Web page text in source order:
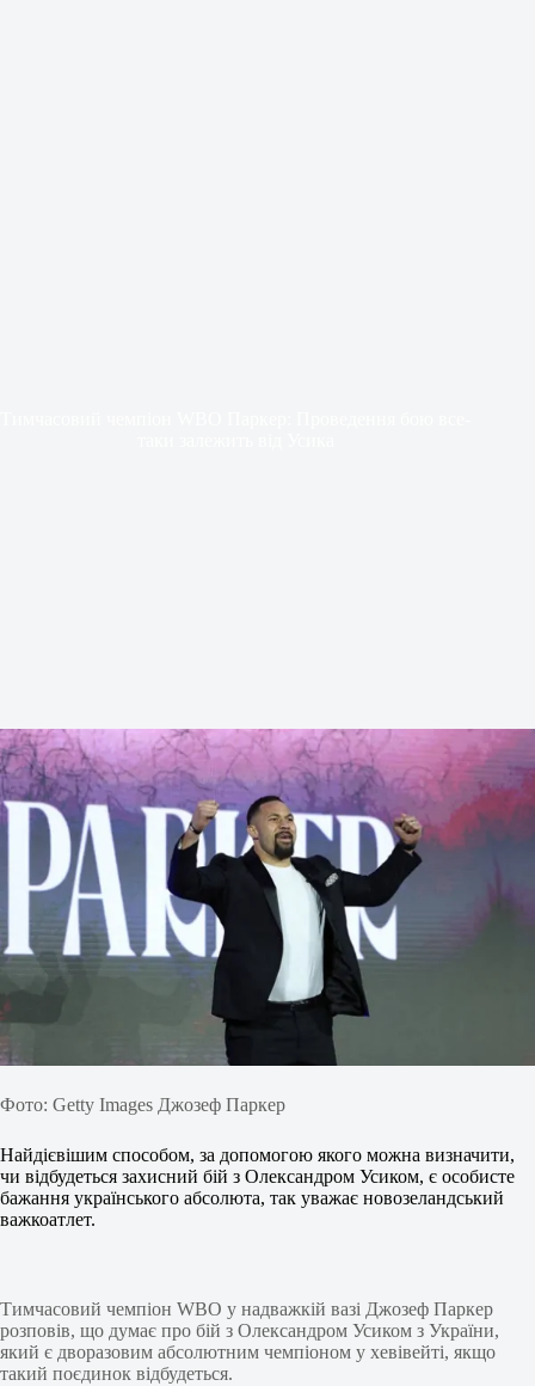
Фото: Getty Images Джозеф Паркер
Найдієвішим способом, за допомогою якого можна визначити,
чи відбудеться захисний бій з Олександром Усиком, є особисте
бажання українського абсолюта, так уважає новозеландський
важкоатлет.
Тимчасовий чемпіон WBO у надважкій вазі Джозеф Паркер
розповів, що думає про бій з Олександром Усиком з України,
який є дворазовим абсолютним чемпіоном у хевівейті, якщо
такий поєдинок відбудеться.